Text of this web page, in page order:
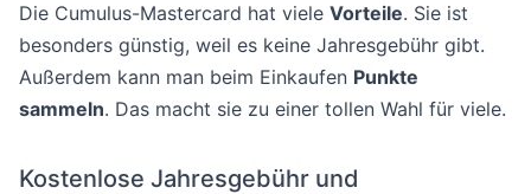
Die Cumulus-Mastercard hat viele Vorteile. Sie ist
besonders günstig, weil es keine Jahresgebühr gibt.
Außerdem kann man beim Einkaufen Punkte
sammeln. Das macht sie zu einer tollen Wahl für viele.
Kostenlose Jahresgebühr und